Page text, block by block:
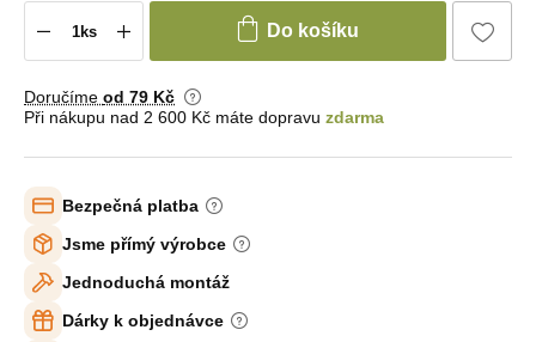
Do košíku
Doručíme od 79 Kč
Při nákupu nad 2 600 Kč máte dopravu zdarma
Bezpečná platba
Jsme přímý výrobce
Jednoduchá montáž
Dárky k objednávce